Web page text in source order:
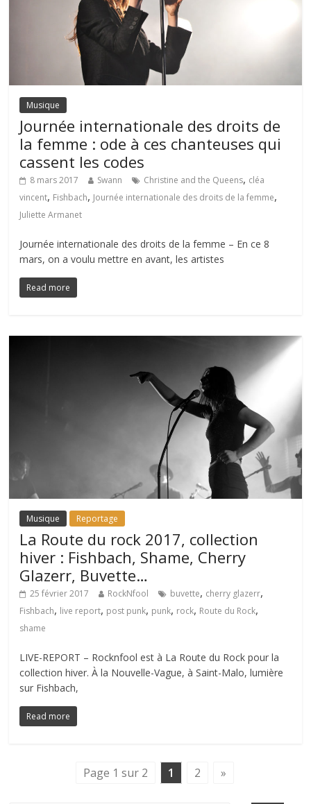
Musique
Journée internationale des droits de
la femme : ode à ces chanteuses qui
cassent les codes
8 mars 2017 Swann Christine and the Queens, cléa
vincent, Fishbach, Journée internationale des droits de la femme,
Juliette Armanet
Journée internationale des droits de la femme – En ce 8
mars, on a voulu mettre en avant, les artistes
Read more
Musique Reportage
La Route du rock 2017, collection
hiver : Fishbach, Shame, Cherry
Glazerr, Buvette…
25 février 2017 RockNfool buvette, cherry glazerr,
Fishbach, live report, post punk, punk, rock, Route du Rock,
shame
LIVE-REPORT – Rocknfool est à La Route du Rock pour la
collection hiver. À la Nouvelle-Vague, à Saint-Malo, lumière
sur Fishbach,
Read more
Page 1 sur 2 1 2 »